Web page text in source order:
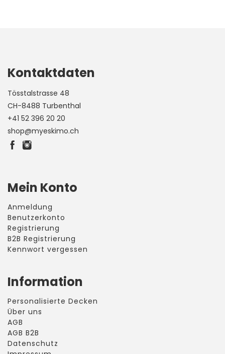
Kontaktdaten
Tösstalstrasse 48
CH-8488 Turbenthal
+41 52 396 20 20
shop@myeskimo.ch
Mein Konto
Anmeldung
Benutzerkonto
Registrierung
B2B Registrierung
Kennwort vergessen
Information
Personalisierte Decken
Über uns
AGB
AGB B2B
Datenschutz